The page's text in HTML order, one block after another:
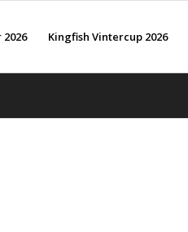
Kingfish Vintercup 2026